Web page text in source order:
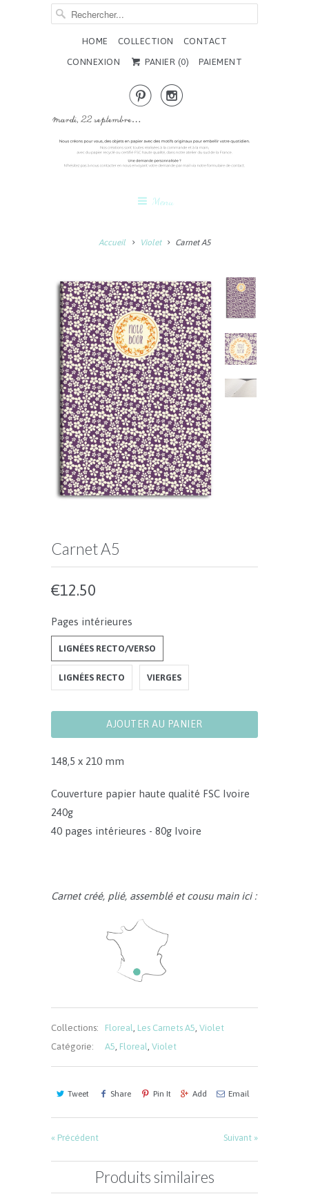
HOME COLLECTION
CONTACT
CONNEXION
PANIER (0) PAIEMENT
 
Menu
Accueil Violet Carnet A5
Carnet A5
€12.50
Pages intérieures
LIGNÉES RECTO/VERSO
LIGNÉES RECTO VIERGES
AJOUTER AU PANIER
148,5 x 210 mm
Couverture papier haute qualité FSC Ivoire
240g
40 pages intérieures - 80g Ivoire
Carnet créé, plié, assemblé et cousu main ici :
Collections: Floreal, Les Carnets A5, Violet
Catégorie:
A5, Floreal, Violet
Tweet Share Pin It Add Email
Suivant »
« Précédent
Produits similaires